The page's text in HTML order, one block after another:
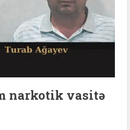
narkotik vasitə